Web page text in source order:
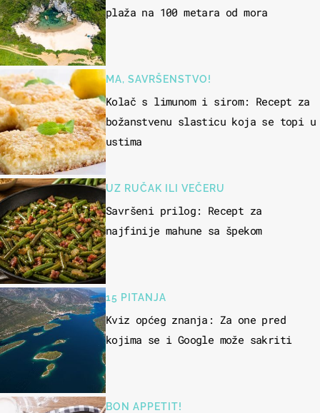
plaža na 100 metara od mora
MA, SAVRŠENSTVO!
Kolač s limunom i sirom: Recept za
božanstvenu slasticu koja se topi u
ustima
UZ RUČAK ILI VEČERU
Savršeni prilog: Recept za
najfinije mahune sa špekom
15 PITANJA
Kviz općeg znanja: Za one pred
kojima se i Google može sakriti
BON APPETIT!